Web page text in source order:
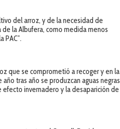
del arroz, y de la necesidad de
la Albufera, como medida menos
PAC”.
que se comprometió a recoger y en la
tras año se produzcan aguas negras
invernadero y la desaparición de